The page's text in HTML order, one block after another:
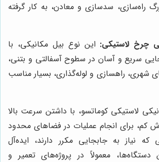
راه‌سازی، سدسازی و معادن، به کار گرفته
چرخ لاستیکی: این نوع بیل مکانیکی، با
سریع و آسان در سطوح آسفالتی و بتنی،
شهری، راهسازی و لوله‌گذاری، بسیار مناسب
لاستیکی کوماتسو، با داشتن سرعت بالا
کم، برای انجام عملیات در فضاهای محدود
که نیاز به جابجایی مکرر دارند، ایده‌آل
معمولاً در پروژه‌های تعمیر و